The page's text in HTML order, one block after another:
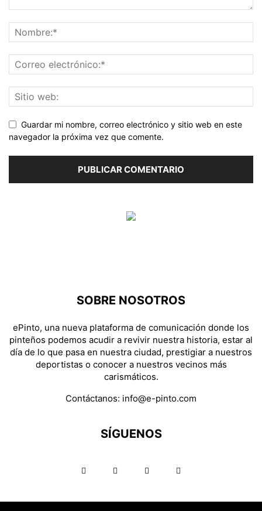
Guardar mi nombre, correo electrónico y sitio web en este
navegador la próxima vez que comente.
SOBRE NOSOTROS
ePinto, una nueva plataforma de comunicación donde los
pinteños podemos acudir a revivir nuestra historia, estar al
día de lo que pasa en nuestra ciudad, prestigiar a nuestros
deportistas o conocer a nuestros vecinos más
carismáticos.
Contáctanos: info@e-pinto.com
SÍGUENOS